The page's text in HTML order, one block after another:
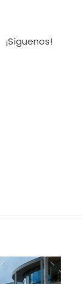
¡Síguenos!